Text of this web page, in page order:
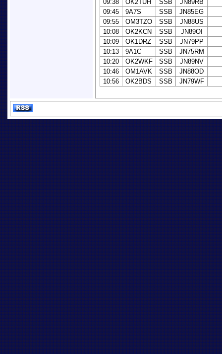
09:38 OK2TUH SSB
JN89RB
09:45
9A7S SSB
JN85EG
09:55
OM3TZO SSB
JN88US
10:08
OK2KCN SSB
JN89OI
10:09
OK1DRZ SSB
JN79PP
10:13
9A1C SSB
JN75RM
10:20
OK2WKF SSB
JN89NV
10:46
OM1AVK SSB
JN88OD
10:56
OK2BDS SSB JN79WF